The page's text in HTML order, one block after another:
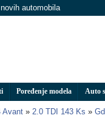
automobila
Poređenje modela Auto
Avant » 2.0 TDI 143 Ks »